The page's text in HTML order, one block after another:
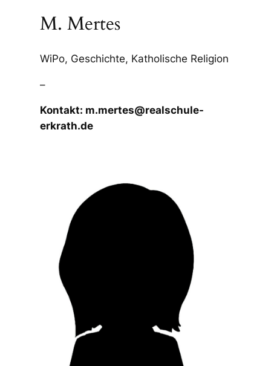
M. Mertes
WiPo, Geschichte, Katholische Religion
–
Kontakt: m.mertes@realschule-
erkrath.de